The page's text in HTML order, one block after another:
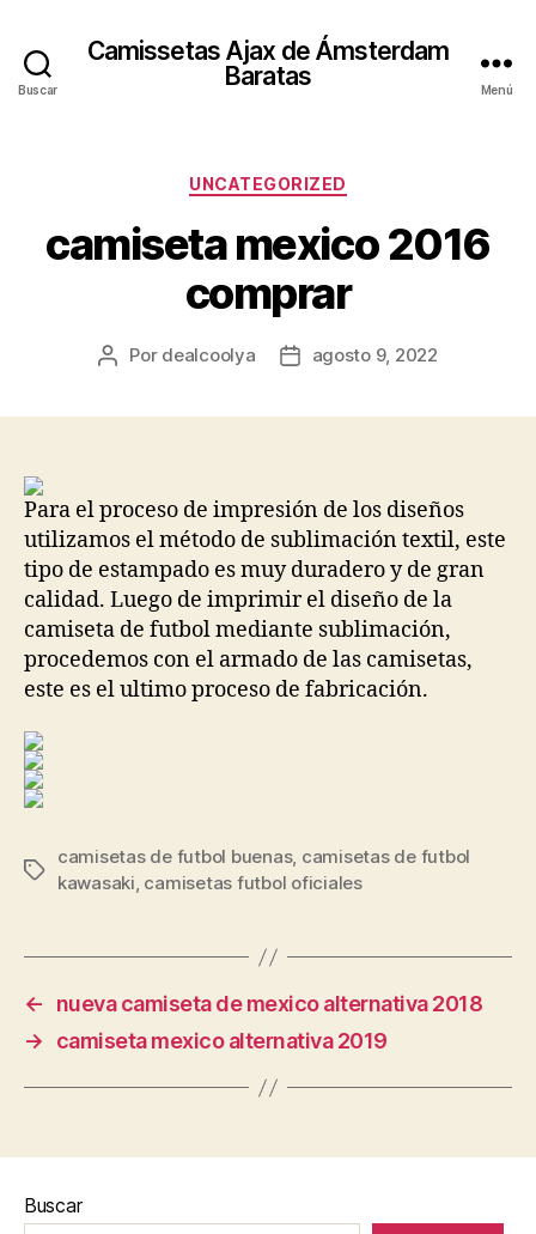
Buscar
Camissetas Ajax de Ámsterdam
Baratas
Menú
Categorías
UNCATEGORIZED
camiseta mexico 2016
comprar
Autor
Por dealcoolya
Fechaagosto 9, 2022
Para el proceso de impresión de los diseños
utilizamos el método de sublimación textil, este
tipo de estampado es muy duradero y de gran
calidad. Luego de imprimir el diseño de la
camiseta de futbol mediante sublimación,
procedemos con el armado de las camisetas,
este es el ultimo proceso de fabricación.
Etiquetas
camisetas de futbol buenas, camisetas de futbol
kawasaki, camisetas futbol oficiales
←
nueva camiseta de mexico alternativa 2018
→
camiseta mexico alternativa 2019
Buscar